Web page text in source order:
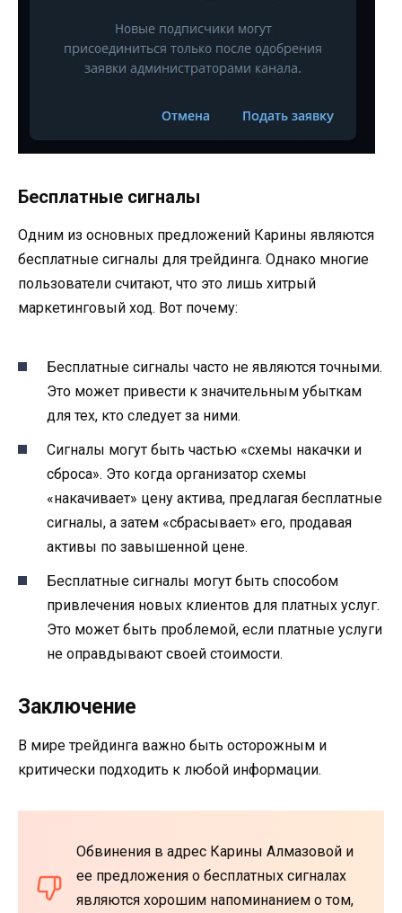
Бесплатные сигналы
Одним из основных предложений Карины являются
бесплатные сигналы для трейдинга. Однако многие
пользователи считают, что это лишь хитрый
маркетинговый ход. Вот почему:
Бесплатные сигналы часто не являются точными.
Это может привести к значительным убыткам
для тех, кто следует за ними.
Сигналы могут быть частью «схемы накачки и
сброса». Это когда организатор схемы
«накачивает» цену актива, предлагая бесплатные
сигналы, а затем «сбрасывает» его, продавая
активы по завышенной цене.
Бесплатные сигналы могут быть способом
привлечения новых клиентов для платных услуг.
Это может быть проблемой, если платные услуги
не оправдывают своей стоимости.
Заключение
В мире трейдинга важно быть осторожным и
критически подходить к любой информации.
Обвинения в адрес Карины Алмазовой и
ее предложения о бесплатных сигналах
являются хорошим напоминанием о том,